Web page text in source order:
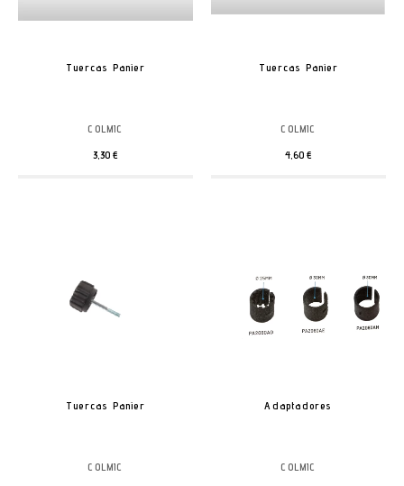
Tuercas Panier
COLMIC
3,30 €
Tuercas Panier
COLMIC
4,60 €
Tuercas Panier
COLMIC
Adaptadores
COLMIC